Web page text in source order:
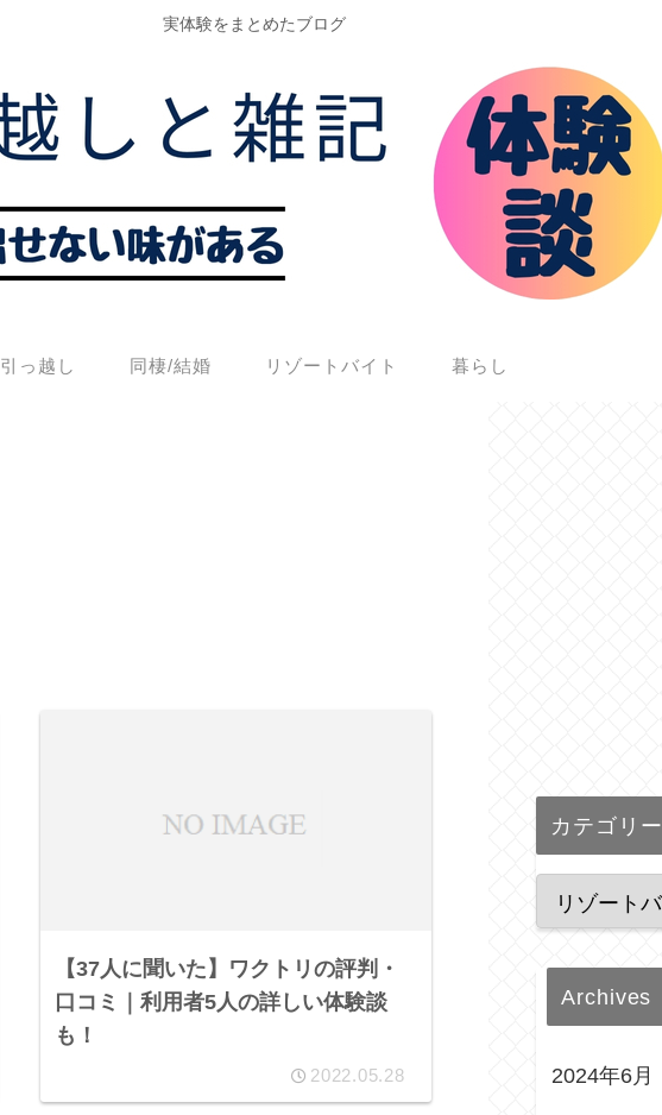
実体験をまとめたブログ
引っ越し 同棲/結婚 リゾートバイト 暮らし
【37人に聞いた】ワクトリの評判・
口コミ｜利用者5人の詳しい体験談
も！
2022.05.28
カテゴリー
Archives
2024年6月